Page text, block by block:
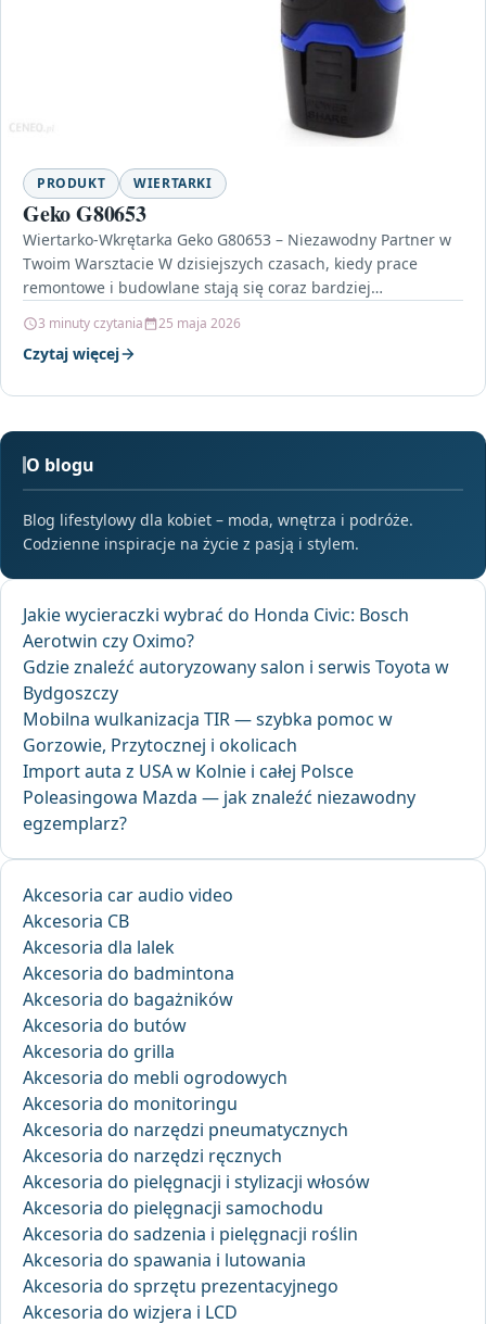
PRODUKT WIERTARKI
Geko G80653
Wiertarko-Wkrętarka Geko G80653 – Niezawodny Partner w
Twoim Warsztacie W dzisiejszych czasach, kiedy prace
remontowe i budowlane stają się coraz bardziej
3 minuty czytania 25 maja 2026
Czytaj więcej
O blogu
Blog lifestylowy dla kobiet – moda, wnętrza i podróże.
Codzienne inspiracje na życie z pasją i stylem.
Jakie wycieraczki wybrać do Honda Civic: Bosch
Aerotwin czy Oximo?
Gdzie znaleźć autoryzowany salon i serwis Toyota w
Bydgoszczy
Mobilna wulkanizacja TIR — szybka pomoc w
Gorzowie, Przytocznej i okolicach
Import auta z USA w Kolnie i całej Polsce
Poleasingowa Mazda — jak znaleźć niezawodny
egzemplarz?
Akcesoria car audio video
Akcesoria CB
Akcesoria dla lalek
Akcesoria do badmintona
Akcesoria do bagażników
Akcesoria do butów
Akcesoria do grilla
Akcesoria do mebli ogrodowych
Akcesoria do monitoringu
Akcesoria do narzędzi pneumatycznych
Akcesoria do narzędzi ręcznych
Akcesoria do pielęgnacji i stylizacji włosów
Akcesoria do pielęgnacji samochodu
Akcesoria do sadzenia i pielęgnacji roślin
Akcesoria do spawania i lutowania
Akcesoria do sprzętu prezentacyjnego
Akcesoria do wizjera i LCD